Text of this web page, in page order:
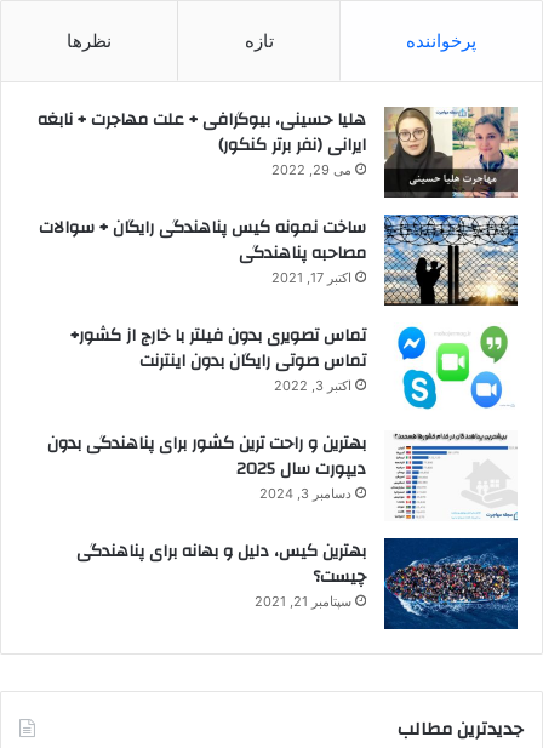
پرخواننده تازه نظرها
هلیا حسینی، بیوگرافی + علت مهاجرت + نابغه
ایرانی (نفر برتر کنکور)
می 29, 2022
ساخت نمونه کیس پناهندگی رایگان + سوالات
مصاحبه پناهندگی
اکتبر 17, 2021
تماس تصویری بدون فیلتر با خارج از کشور+
تماس صوتی رایگان بدون اینترنت
اکتبر 3, 2022
بهترین و راحت ترین کشور برای پناهندگی بدون
دیپورت سال 2025
دسامبر 3, 2024
بهترین کیس، دلیل و بهانه برای پناهندگی
چیست؟
سپتامبر 21, 2021
جدیدترین مطالب